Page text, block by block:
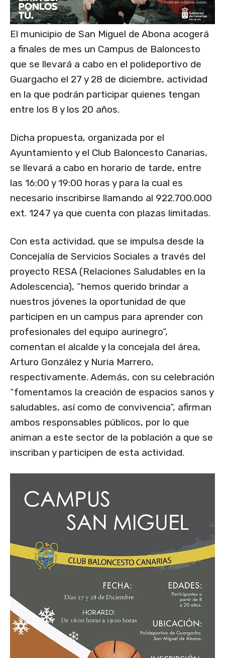
El municipio de San Miguel de Abona acogerá
a finales de mes un Campus de Baloncesto
que se llevará a cabo en el polideportivo de
Guargacho el 27 y 28 de diciembre, actividad
en la que podrán participar quienes tengan
entre los 8 y los 20 años.
Dicha propuesta, organizada por el
Ayuntamiento y el Club Baloncesto Canarias,
se llevará a cabo en horario de tarde, entre
las 16:00 y 19:00 horas y para la cual es
necesario inscribirse llamando al 922.700.000
ext. 1247 ya que cuenta con plazas limitadas.
Con esta actividad, que se impulsa desde la
Concejalía de Servicios Sociales a través del
proyecto RESA (Relaciones Saludables en la
Adolescencia), “hemos querido brindar a
nuestros jóvenes la oportunidad de que
participen en un campus para aprender con
profesionales del equipo aurinegro”,
comentan el alcalde y la concejala del área,
Arturo González y Nuria Marrero,
respectivamente. Además, con su celebración
“fomentamos la creación de espacios sanos y
saludables, así como de convivencia”, afirman
ambos responsables públicos, por lo que
animan a este sector de la población a que se
inscriban y participen de esta actividad.